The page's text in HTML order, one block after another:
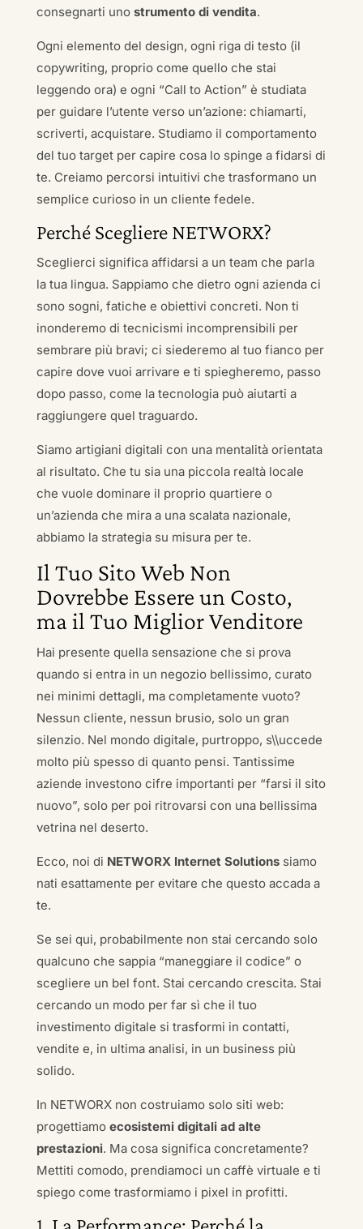
consegnarti uno strumento di vendita.
Ogni elemento del design, ogni riga di testo (il
copywriting, proprio come quello che stai
leggendo ora) e ogni “Call to Action” è studiata
per guidare l’utente verso un’azione: chiamarti,
scriverti, acquistare. Studiamo il comportamento
del tuo target per capire cosa lo spinge a fidarsi di
te. Creiamo percorsi intuitivi che trasformano un
semplice curioso in un cliente fedele.
Perché Scegliere NETWORX?
Sceglierci significa affidarsi a un team che parla
la tua lingua. Sappiamo che dietro ogni azienda ci
sono sogni, fatiche e obiettivi concreti. Non ti
inonderemo di tecnicismi incomprensibili per
sembrare più bravi; ci siederemo al tuo fianco per
capire dove vuoi arrivare e ti spiegheremo, passo
dopo passo, come la tecnologia può aiutarti a
raggiungere quel traguardo.
Siamo artigiani digitali con una mentalità orientata
al risultato. Che tu sia una piccola realtà locale
che vuole dominare il proprio quartiere o
un’azienda che mira a una scalata nazionale,
abbiamo la strategia su misura per te.
Il Tuo Sito Web Non
Dovrebbe Essere un Costo,
ma il Tuo Miglior Venditore
Hai presente quella sensazione che si prova
quando si entra in un negozio bellissimo, curato
nei minimi dettagli, ma completamente vuoto?
Nessun cliente, nessun brusio, solo un gran
silenzio. Nel mondo digitale, purtroppo, s\\uccede
molto più spesso di quanto pensi. Tantissime
aziende investono cifre importanti per “farsi il sito
nuovo”, solo per poi ritrovarsi con una bellissima
vetrina nel deserto.
Ecco, noi di NETWORX Internet Solutionssiamo
nati esattamente per evitare che questo accada a
te.
Se sei qui, probabilmente non stai cercando solo
qualcuno che sappia “maneggiare il codice” o
scegliere un bel font. Stai cercando crescita. Stai
cercando un modo per far sì che il tuo
investimento digitale si trasformi in contatti,
vendite e, in ultima analisi, in un business più
solido.
In NETWORX non costruiamo solo siti web:
progettiamo ecosistemi digitali ad alte
prestazioni. Ma cosa significa concretamente?
Mettiti comodo, prendiamoci un caffè virtuale e ti
spiego come trasformiamo i pixel in profitti.